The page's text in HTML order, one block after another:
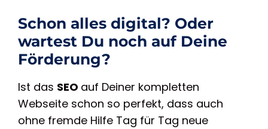
Schon alles digital? Oder
wartest Du noch auf Deine
Förderung?
Ist das SEO auf Deiner kompletten
Webseite schon so perfekt, dass auch
ohne fremde Hilfe Tag für Tag neue